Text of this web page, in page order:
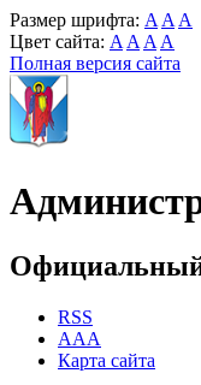
Размер шрифта: A A A
Цвет сайта: A A A A
Полная версия сайта
Официальный
RSS
AAA
Карта сайта